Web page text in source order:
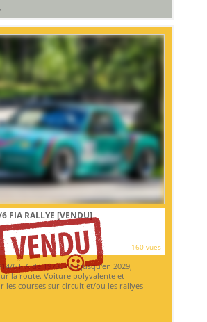
FIA RALLYE [VENDU]
160 vues
6 FIA de 1973. PTH jusqu'en 2029,
la route. Voiture polyvalente et
les courses sur circuit et/ou les rallyes